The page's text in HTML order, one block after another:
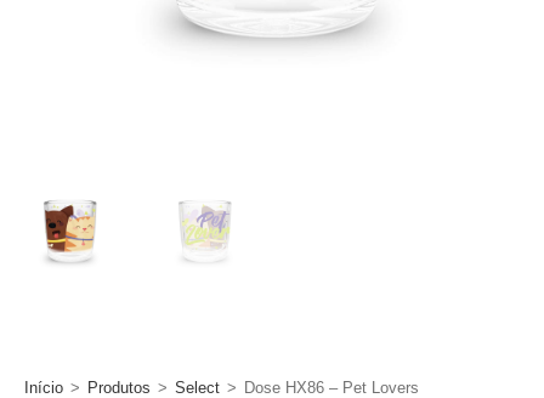
Início > Produtos > Select > Dose HX86 – Pet Lovers